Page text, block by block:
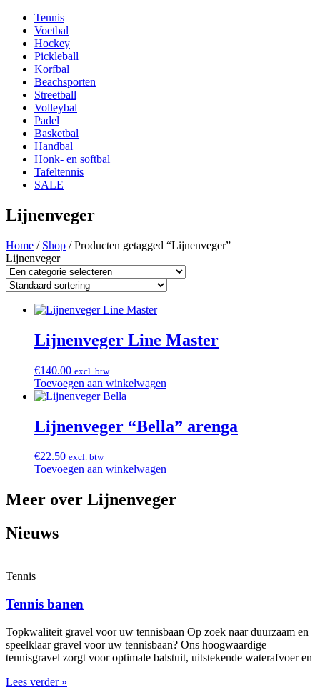
Tennis
Voetbal
Hockey
Pickleball
Korfbal
Beachsporten
Streetball
Volleybal
Padel
Basketbal
Handbal
Honk- en softbal
Tafeltennis
SALE
Lijnenveger
Home / Shop / Producten getagged “Lijnenveger”
Lijnenveger
Lijnenveger Line Master
€140.00 excl. btw
Toevoegen aan winkelwagen
Lijnenveger “Bella” arenga
€22.50 excl. btw
Toevoegen aan winkelwagen
Meer over Lijnenveger
Nieuws
Tennis
Tennis banen
Topkwaliteit gravel voor uw tennisbaan Op zoek naar duurzaam en
speelklaar gravel voor uw tennisbaan? Ons hoogwaardige
tennisgravel zorgt voor optimale balstuit, uitstekende waterafvoer en
Lees verder »